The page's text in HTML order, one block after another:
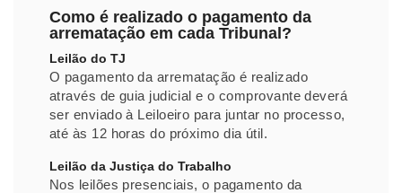
Como é realizado o pagamento da
arrematação em cada Tribunal?
Leilão do TJ
O pagamento da arrematação é realizado
através de guia judicial e o comprovante deverá
ser enviado à Leiloeiro para juntar no processo,
até às 12 horas do próximo dia útil.
Leilão da Justiça do Trabalho
Nos leilões presenciais, o pagamento da